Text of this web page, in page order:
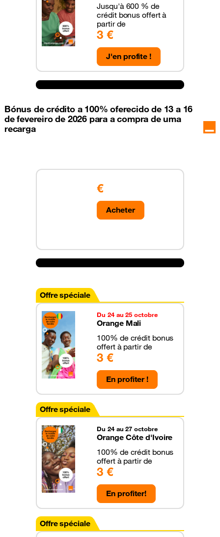
Jusqu'à 600 % de
crédit bonus offert à
partir de
3 €
J'en profite !
Bónus de crédito a 100% oferecido de 13 a 16
de fevereiro de 2026 para a compra de uma
recarga
€
Acheter
Offre spéciale
Du 24 au 25 octobre
Orange Mali
100% de crédit bonus
offert à partir de
3 €
En profiter !
Offre spéciale
Du 24 au 27 octobre
Orange Côte d'Ivoire
100% de crédit bonus
offert à partir de
3 €
En profiter!
Offre spéciale